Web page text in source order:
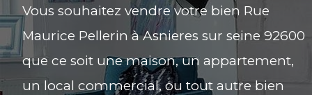
Vous souhaitez vendre votre bien Rue
Maurice Pellerin à Asnieres sur seine 92600
que ce soit une maison, un appartement,
un local commercial, ou tout autre bien